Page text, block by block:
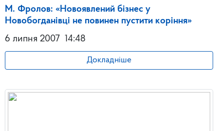
М. Фролов: «Новоявлений бізнес у
Новобогданівці не повинен пустити коріння»
6 липня 2007 14:48
Докладніше